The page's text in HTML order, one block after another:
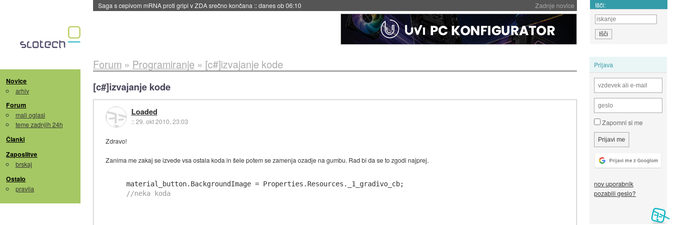
Zadnje novice
BMW v vozilih začel predvajati reklame::danes ob 06:09 Išči:
Novice
arhiv
Forum
mali oglasi
teme zadnjih 24h
Članki
Zaposlitve
brskaj
Ostalo
pravila
Prijava
Zapomni si me
nov uporabnik
pozabili geslo?
Forum » Programiranje » [c#]izvajanje kode
[c#]izvajanje kode
Loaded
::29. okt 2010, 23:03
Zdravo!
Zanima me zakaj se izvede vsa ostala koda in šele potem se zamenja ozadje na gumbu. Rad bi da se to zgodi najprej.
//neka koda